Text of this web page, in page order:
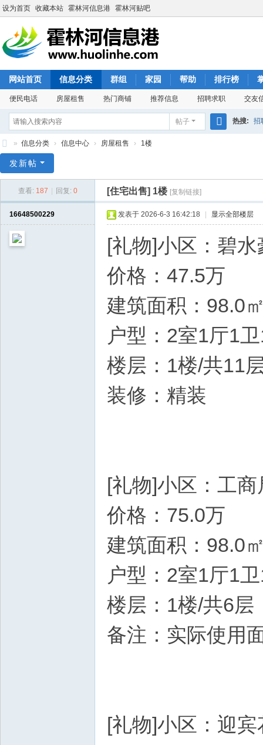
设为首页 收藏本站 霍林河信息港 霍林河贴吧
网站首页 信息分类 群组 家园 帮助 排行榜
便民电话 房屋租售 热门商铺 推荐信息 招聘求职 交友
帖子 热搜: 招
林
» 信息分类 › 信息中心 › 房屋租售 › 1楼
发新帖
查看: 187 回复: 0 [住宅出售] 1楼 [复制链接]
16648500229 发表于 2026-6-3 16:42:18 显示全部楼层
[礼物]小区：碧水
价格：47.5万
建筑面积：98.0
户型：2室1厅1
楼层：1楼/共11
装修：精装
[礼物]小区：工
价格：75.0万
建筑面积：98.0
户型：2室1厅1
楼层：1楼/共6层
备注：实际使用
[礼物]小区：迎